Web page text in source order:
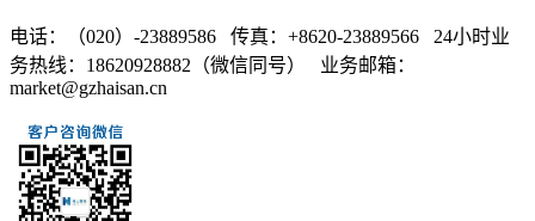
电话：（020）-23889586 传真：+8620-23889566 24小时业
务热线：18620928882（微信同号） 业务邮箱：
market@gzhaisan.cn